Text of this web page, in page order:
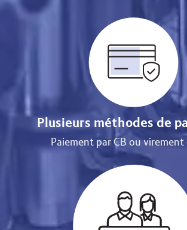
Plusieurs méthodes de
Paiement par CB ou